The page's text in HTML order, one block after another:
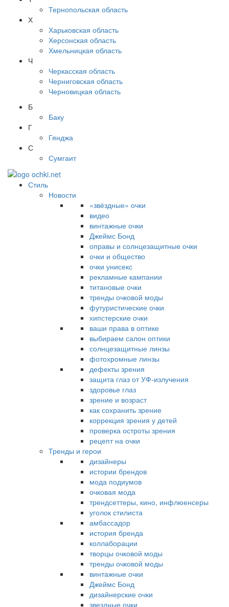
Тернопольская область
Х
Харьковская область
Херсонская область
Хмельницкая область
Ч
Черкасская область
Черниговская область
Черновицкая область
Б
Баку
Г
Гянджа
С
Сумгаит
Стиль
Новости
«звёздные» очки
видео
винтажные очки
Джеймс Бонд
оправы и солнцезащитные очки
очки и общество
очки унисекс
рекламные кампании
титановые очки
тренды очковой моды
футуристические очки
хипстерские очки
ваши права в оптике
выбираем салон оптики
солнцезащитные линзы
фотохромные линзы
дефекты зрения
защита глаз от УФ-излучения
здоровье глаз
зрение и возраст
как сохранить зрение
коррекция зрения у детей
проверка остроты зрения
рецепт на очки
Тренды и герои
дизайнеры
истории брендов
мода подиумов
очковая мода
трендсеттеры, кино, инфлюенсеры
уголок стилиста
амбассадор
история бренда
коллаборации
творцы очковой моды
тренды очковой моды
винтажные очки
Джеймс Бонд
дизайнерские очки
звездные очки